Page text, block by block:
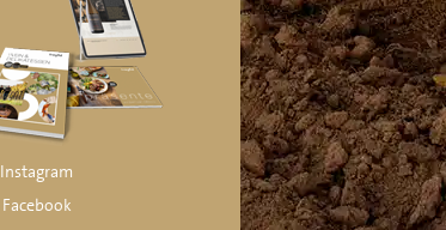
Instagram
Facebook